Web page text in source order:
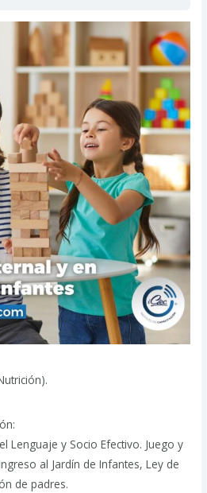
Lenguaje y Socio Efectivo. Juego y
al Jardín de Infantes, Ley de
de padres.